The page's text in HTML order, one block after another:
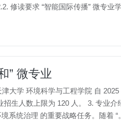
修读要求 “智能国际传播” 微专业
” 微专业
津大学 环境科学与工程学院 自
招生人数上限为 120 人。 3. 专业
系统治理 的重要战略任务。随着 “。